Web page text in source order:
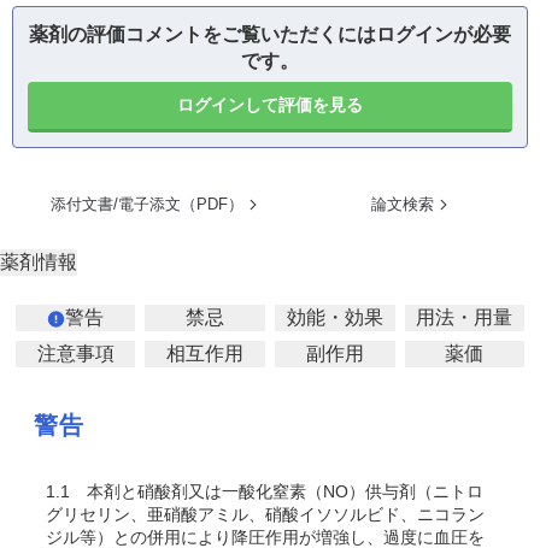
薬剤の評価コメントをご覧いただくにはログインが必要
です。
ログインして評価を見る
添付文書/電子添文（PDF） 論文検索
薬剤情報
警告 禁忌 効能・効果
用法・用量
注意事項
相互作用 副作用 薬価
警告
1.1
本剤と硝酸剤又は一酸化窒素（NO）供与剤（ニトロ
グリセリン、亜硝酸アミル、硝酸イソソルビド、ニコラン
ジル等）との併用により降圧作用が増強し、過度に血圧を